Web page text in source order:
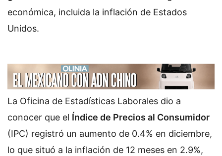
económica, incluida la inflación de Estados
Unidos.
La Oficina de Estadísticas Laborales dio a
conocer que el Índice de Precios al Consumidor
(IPC) registró un aumento de 0.4% en diciembre,
lo que situó a la inflación de 12 meses en 2.9%,